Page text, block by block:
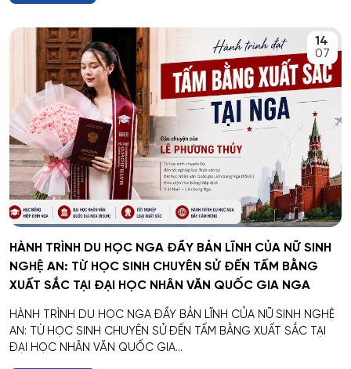
14
07
HÀNH TRÌNH DU HỌC NGA ĐẦY BẢN LĨNH CỦA NỮ SINH
NGHỆ AN: TỪ HỌC SINH CHUYÊN SỬ ĐẾN TẤM BẰNG
XUẤT SẮC TẠI ĐẠI HỌC NHÂN VĂN QUỐC GIA NGA
HÀNH TRÌNH DU HỌC NGA ĐẦY BẢN LĨNH CỦA NỮ SINH NGHỆ
AN: TỪ HỌC SINH CHUYÊN SỬ ĐẾN TẤM BẰNG XUẤT SẮC TẠI
ĐẠI HỌC NHÂN VĂN QUỐC GIA...